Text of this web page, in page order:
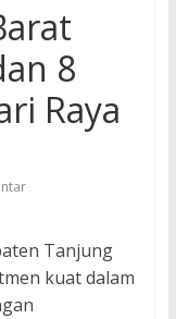
8
Raya
Tanjung
kuat dalam